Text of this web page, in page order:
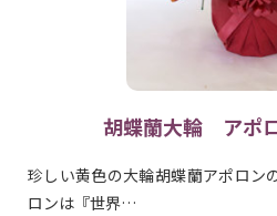
胡蝶蘭大輪 アポ
珍しい黄色の大輪胡蝶蘭アポロン
ロンは『世界…